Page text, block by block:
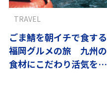
ごま鯖を朝イチで食する
福岡グルメの旅 九州の
食材にこだわり活気をい
TRAVEL